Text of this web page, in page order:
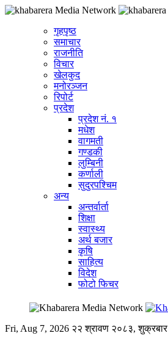
गृहपृष्ठ
समाचार
राजनीति
विचार
खेलकुद
मनोरञ्जन
रिपोर्ट
प्रदेश
प्रदेश नं. १
मधेश
वागमती
गण्डकी
लुम्बिनी
कर्णाली
सुदुरपश्चिम
अन्य
अन्तर्वार्ता
शिक्षा
स्वास्थ्य
अर्थ बजार
कृषि
साहित्य
विदेश
फोटो फिचर
Fri, Aug 7, 2026 २२ श्रावण २०८३, शुक्रबार